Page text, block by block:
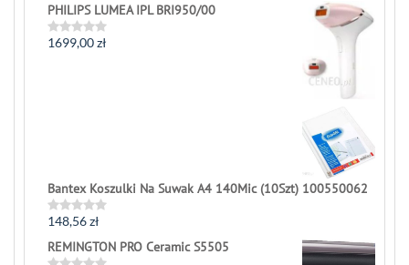
out
of
5
PHILIPS LUMEA IPL BRI950/00
Rated
1699,00zł
Bantex Koszulki Na Suwak A4 140Mic (10Szt) 100550062
Rated
out
of
148,56zł
REMINGTON PRO Ceramic S5505